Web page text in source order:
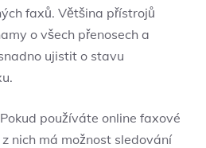
faxů. Většina přístrojů
o všech přenosech a
ujistit o stavu
používáte online faxové
nich má možnost sledování